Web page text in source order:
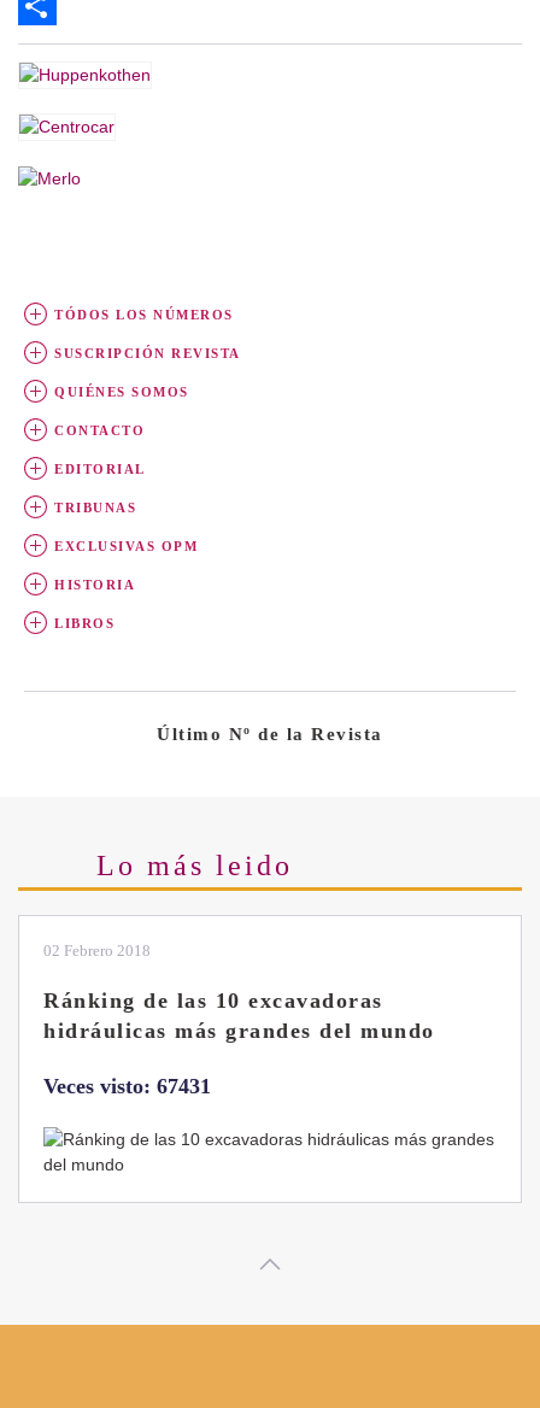
Email
Share
TÓDOS LOS NÚMEROS
SUSCRIPCIÓN REVISTA
QUIÉNES SOMOS
CONTACTO
EDITORIAL
TRIBUNAS
EXCLUSIVAS OPM
HISTORIA
LIBROS
Último Nº de la Revista
Lo más leido
28 Enero 2019
Las ventajas de la excavadora Yanmar
B7 Sigma-6
Veces visto: 32217